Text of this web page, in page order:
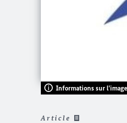
Informations sur l'image
Article